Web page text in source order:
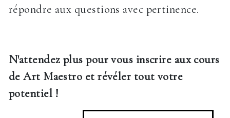
répondre aux questions avec pertinence.
N'attendez plus pour vous inscrire aux cours
de Art Maestro et révéler tout votre
potentiel !